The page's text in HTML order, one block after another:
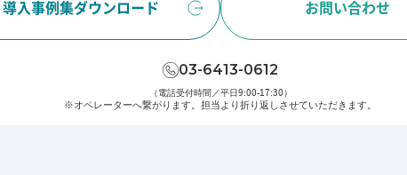
導入事例集ダウンロード お問い合わせ
03-6413-0612
（電話受付時間／平日9:00-17:30）
※オペレーターへ繋がります。 担当より折り返しさせていただきます。